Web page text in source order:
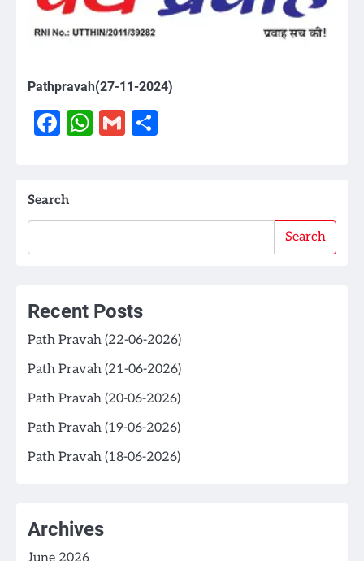
Pathpravah(27-11-2024)
Facebook
WhatsApp
Gmail
Search
Search
Recent Posts
Path Pravah (22-06-2026)
Path Pravah (21-06-2026)
Path Pravah (20-06-2026)
Path Pravah (19-06-2026)
Path Pravah (18-06-2026)
Archives